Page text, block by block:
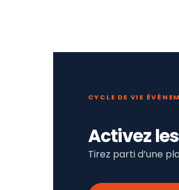
CYCLE DE VIE
Activez
Tirez parti d’une